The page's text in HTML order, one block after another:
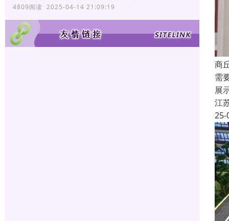
4809阅读 2025-04-14 21:09:19
商
需
展
江
25-